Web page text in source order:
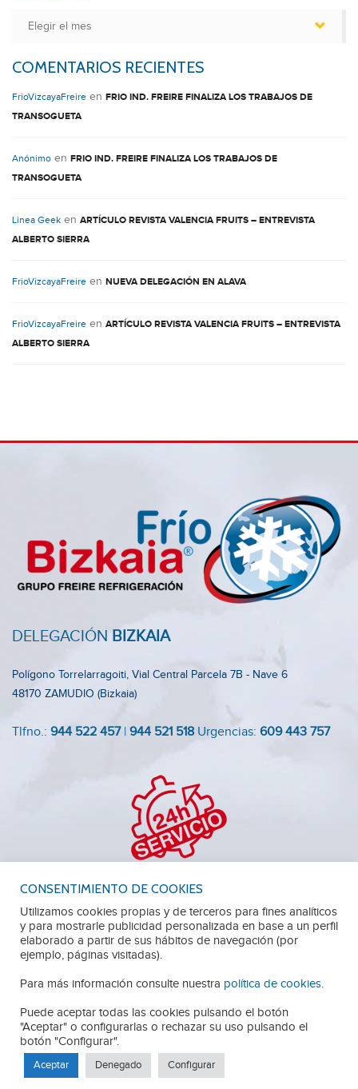
COMENTARIOS RECIENTES
FrioVizcayaFreire en FRIO IND. FREIRE FINALIZA LOS TRABAJOS DE
TRANSOGUETA
Anónimo en FRIO IND. FREIRE FINALIZA LOS TRABAJOS DE
TRANSOGUETA
Linea Geek en ARTÍCULO REVISTA VALENCIA FRUITS – ENTREVISTA
ALBERTO SIERRA
FrioVizcayaFreire en NUEVA DELEGACIÓN EN ALAVA
FrioVizcayaFreire en ARTÍCULO REVISTA VALENCIA FRUITS – ENTREVISTA
ALBERTO SIERRA
DELEGACIÓN BIZKAIA
Polígono Torrelarragoiti, Vial Central Parcela 7B - Nave 6
48170 ZAMUDIO (Bizkaia)
Tlfno.: 944 522 457 | 944 521 518 Urgencias: 609 443 757
TRABAJA CON NOSOTROS AVISO LEGAL
POLÍTICA DE PRIVACIDAD POLÍTICA DE COOKIES
CONSENTIMIENTO DE COOKIES
Utilizamos cookies propias y de terceros para fines analíticos
y para mostrarle publicidad personalizada en base a un perfil
elaborado a partir de sus hábitos de navegación (por
ejemplo, páginas visitadas).
Para más información consulte nuestra política de cookies.
Puede aceptar todas las cookies pulsando el botón
"Aceptar" o configurarlas o rechazar su uso pulsando el
botón "Configurar".
Aceptar Denegado Configurar